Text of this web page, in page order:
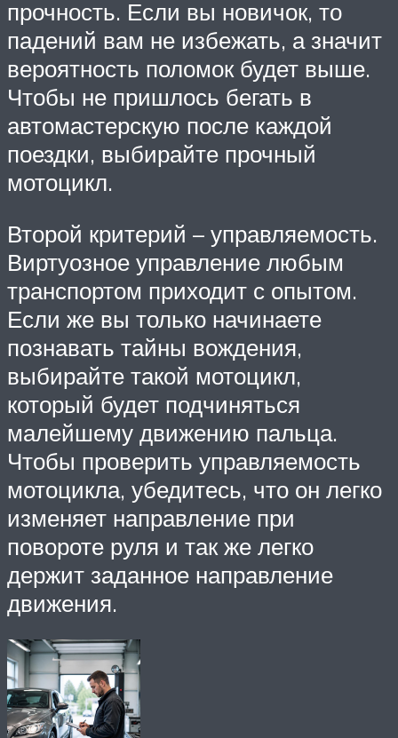
прочность. Если вы новичок, то
падений вам не избежать, а значит
вероятность поломок будет выше.
Чтобы не пришлось бегать в
автомастерскую после каждой
поездки, выбирайте прочный
мотоцикл.
Второй критерий – управляемость.
Виртуозное управление любым
транспортом приходит с опытом.
Если же вы только начинаете
познавать тайны вождения,
выбирайте такой мотоцикл,
который будет подчиняться
малейшему движению пальца.
Чтобы проверить управляемость
мотоцикла, убедитесь, что он легко
изменяет направление при
повороте руля и так же легко
держит заданное направление
движения.